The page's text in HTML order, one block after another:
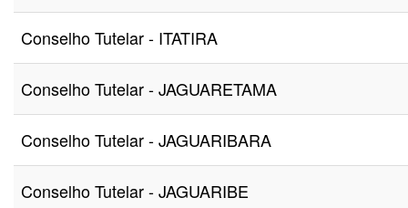
Conselho Tutelar - ITATIRA
Conselho Tutelar - JAGUARETAMA
Conselho Tutelar - JAGUARIBARA
Conselho Tutelar - JAGUARIBE